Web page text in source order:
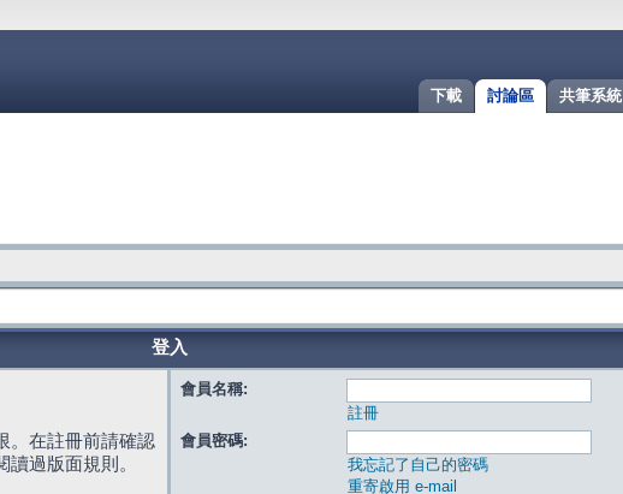
共筆系統
討論區
下載
登入
。在註冊前請確認
過版面規則。
會員名稱:
註冊
會員密碼:
我忘記了自己的密碼
重寄啟用 e-mail